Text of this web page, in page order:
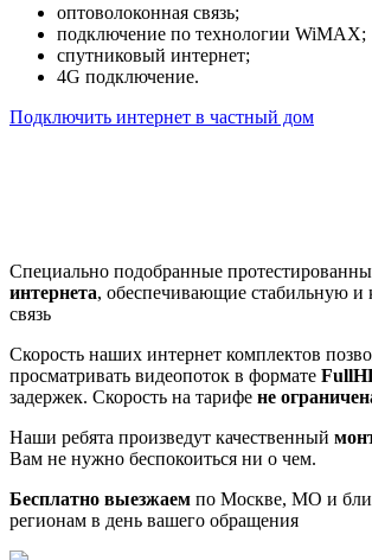
оптоволоконная связь;
подключение по технологии WiMAX;
спутниковый интернет;
4G подключение.
Подключить интернет в частный дом
Специально подобранные
интернета, обеспечивающие стабильную и
связь
Скорость наших интернет комплектов
просматривать видеопоток в формате
задержек. Скорость на тарифе не
Наши ребята произведут качественный
Вам не нужно беспокоиться ни о чем.
Бесплатно выезжаем по Москве, МО и
регионам в день вашего обращения